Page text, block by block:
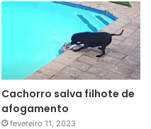
Cachorro salva filhote de
afogamento
fevereiro 11, 2023